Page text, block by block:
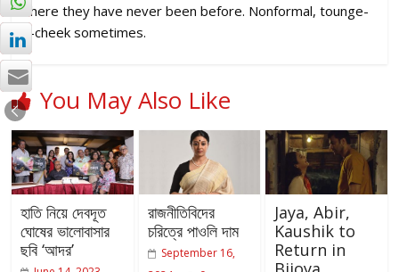
where they have never been before. Nonformal, tounge-
in-cheek sometimes.
You May Also Like
হাতি নিয়ে দেবদূত
ঘোষের ভালোবাসার
ছবি ‘আদর’
রাজনীতিবিদের
চরিত্রে পাওলি দাম
September 16,
Jaya, Abir,
Kaushik to
Return in